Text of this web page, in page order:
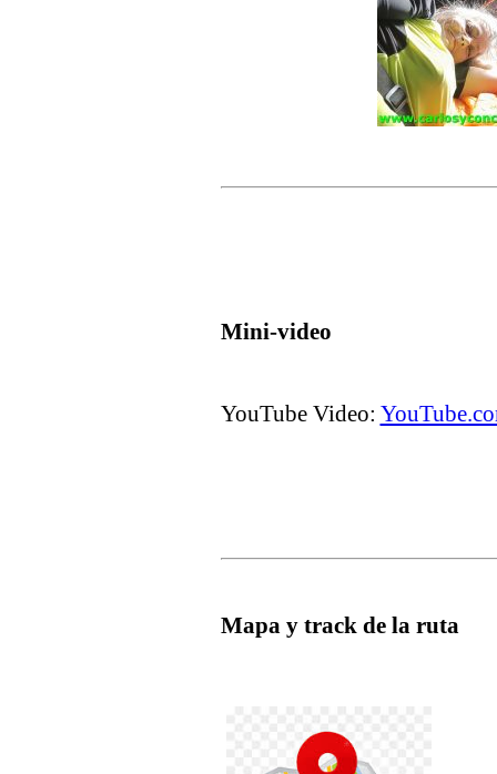
Mini-video
YouTube Video:
Mapa y track de la ruta